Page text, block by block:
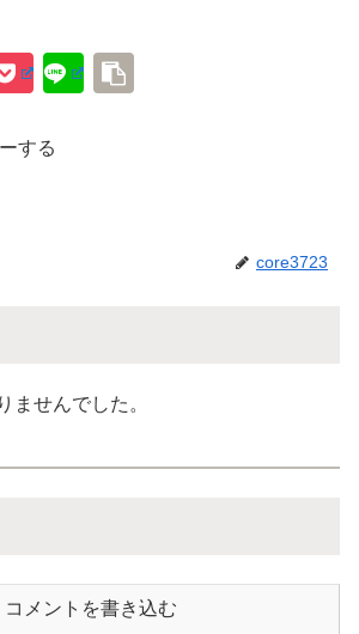
する
core3723
ませんでした。
コメントを書き込む